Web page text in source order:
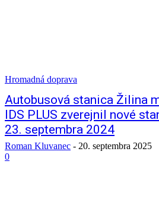
Hromadná doprava
Autobusová stanica Žilina
IDS PLUS zverejnil nové
23. septembra 2024
Roman Kluvanec - 20. septembra 2025
0